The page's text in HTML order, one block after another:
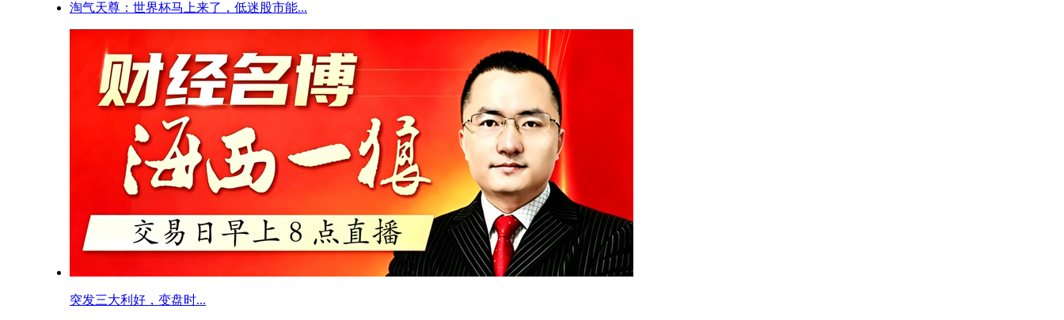
淘气天尊：世界杯马上来了，低迷股市能...
突发三大利好，变盘时...